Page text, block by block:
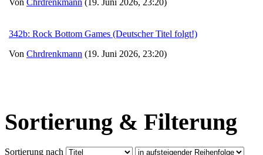
Von Chrdrenkmann (19. Juni 2026, 23:20)
342b: Rock Bottom Games (Deutscher Titel folgt!)
Von Chrdrenkmann (19. Juni 2026, 23:20)
Sortierung & Filterung
Sortierung nach